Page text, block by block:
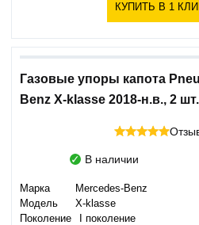
КУПИТЬ В 1
Газовые упоры капота
Benz X-klasse 2018-н.в., 2
В наличии
Марка
Mercedes-Benz
Модель
X-klasse
Поколение
I поколение